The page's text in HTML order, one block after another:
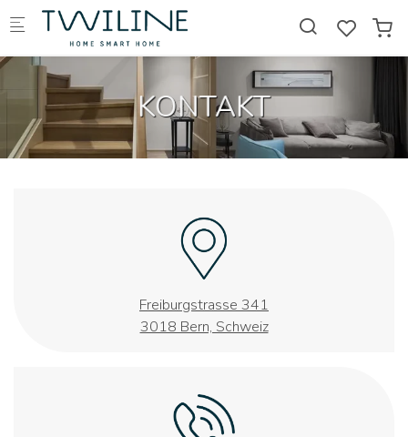
Skip to main content
KONTAKT
Freiburgstrasse 341
3018 Bern, Schweiz